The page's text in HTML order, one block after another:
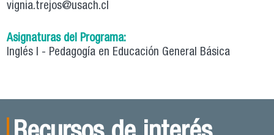
vignia.trejos@usach.cl
Asignaturas del Programa:
Inglés I - Pedagogía en Educación General Básica